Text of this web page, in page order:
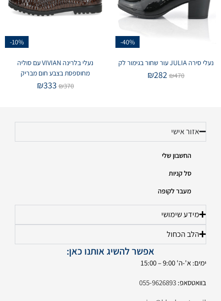
-40%
נעלי סירה JULIA עור שחור בגימור לק
₪470
₪282
-10%
נעלי בלרינה VIVIAN עם סוליה
מחוספסת בצבע חום מבריק
₪370
₪333
אזור אישי
החשבון שלי
סל קניות
מעבר לקופה
מידע שימושי
הלב הכחול
אפשר להשיג אותנו כאן:
ימים: א'-ה' 9:00 – 15:00
בוואטסאפ: 055-9626893